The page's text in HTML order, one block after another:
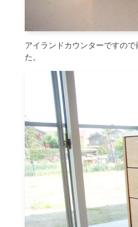
アイランドカウンターですの
た。